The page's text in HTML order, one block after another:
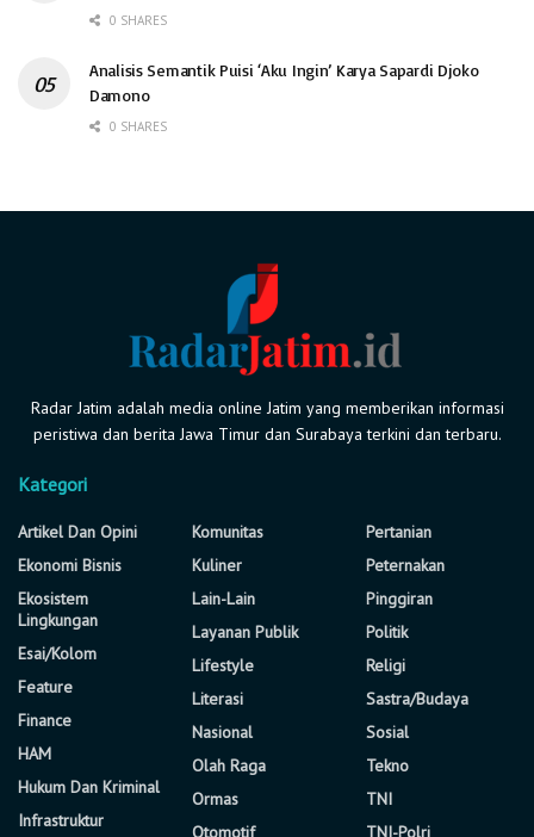
0 SHARES
Analisis Semantik Puisi ‘Aku Ingin’ Karya Sapardi Djoko
Damono
0 SHARES
Radar Jatim adalah media online Jatim yang memberikan informasi
peristiwa dan berita Jawa Timur dan Surabaya terkini dan terbaru.
Kategori
Artikel Dan Opini
Ekonomi Bisnis
Ekosistem
Lingkungan
Esai/Kolom
Feature
Finance
HAM
Hukum Dan Kriminal
Infrastruktur
Komunitas
Kuliner
Lain-Lain
Layanan Publik
Lifestyle
Literasi
Nasional
Olah Raga
Ormas
Otomotif
Pertanian
Peternakan
Pinggiran
Politik
Religi
Sastra/Budaya
Sosial
Tekno
TNI
TNI-Polri